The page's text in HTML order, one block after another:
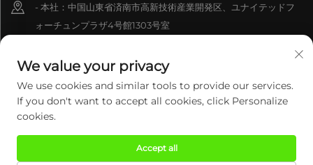
- 本社：中国山東省済南市高新技術産業開発区、ユナイテッドフ
ォーチュンプラザ4号館1303号室
+86-15550470662
[email protected]
Copyright © 2026 セントュリーミンシン（ジナーン）インテリジェントテ
クノロジー有限公司。全著作権を保有します。 プライバシーポリシー
We value your privacy
We use cookies and similar tools to provide our services.
If you don't want to accept all cookies, click Personalize
cookies.
Accept all